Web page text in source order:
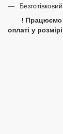
! Працюємо
оплаті у